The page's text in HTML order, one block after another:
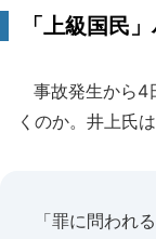
「上級国民
事故発生から4
くのか。井上氏
「罪に問われ